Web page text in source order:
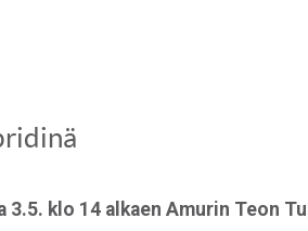
klo 14 alkaen Amurin Teon